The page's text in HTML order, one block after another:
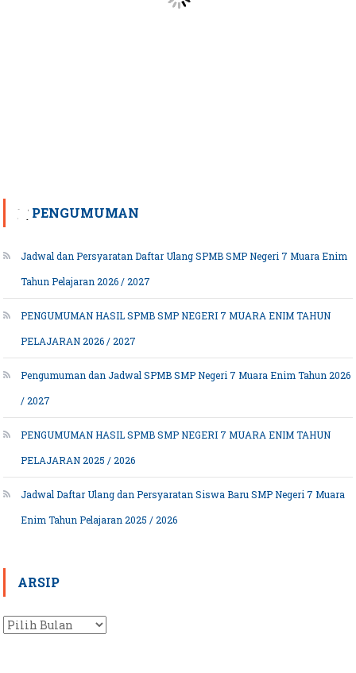
PENGUMUMAN
Jadwal dan Persyaratan Daftar Ulang SPMB SMP Negeri 7 Muara Enim
Tahun Pelajaran 2026 / 2027
PENGUMUMAN HASIL SPMB SMP NEGERI 7 MUARA ENIM TAHUN
PELAJARAN 2026 / 2027
Pengumuman dan Jadwal SPMB SMP Negeri 7 Muara Enim Tahun 2026
/ 2027
PENGUMUMAN HASIL SPMB SMP NEGERI 7 MUARA ENIM TAHUN
PELAJARAN 2025 / 2026
Jadwal Daftar Ulang dan Persyaratan Siswa Baru SMP Negeri 7 Muara
Enim Tahun Pelajaran 2025 / 2026
ARSIP
Arsip